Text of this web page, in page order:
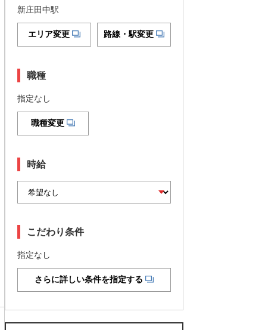
新庄田中駅
エリア変更 路線・駅変更
職種
指定なし
職種変更
時給
こだわり条件
指定なし
さらに詳しい条件を指定する